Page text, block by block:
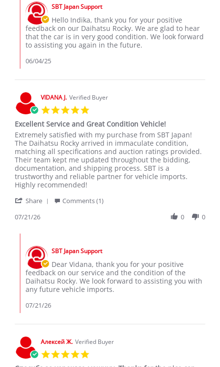
on
Jun
2025
Store
Owner
on
Review
by
A.
on
2025
SBT Japan Support
Hello Indika, thank you for your positive
feedback on our Daihatsu Rocky. We are glad to hear
that the car is in very good condition. We look forward
to assisting you again in the future.
06/04/25
VIDANA J. Verified Buyer
rating
Excellent Service and Great Condition Vehicle!
Review
by
VIDANA
J.
on
21
Jul
review
stating
Excellent
Service
and
Great
Condition
Extremely satisfied with my purchase from SBT Japan!
The Daihatsu Rocky arrived in immaculate condition,
matching all specifications and auction ratings provided.
Their team kept me updated throughout the bidding,
documentation, and shipping process. SBT is a
trustworthy and reliable partner for vehicle imports.
Highly recommended!
Share
on
Jul
2026
Comments (1)
07/21/26
0 0
Store
Owner
on
Review
by
VIDANA
on
2026
SBT Japan Support
Dear Vidana, thank you for your positive
feedback on our service and the condition of the
Daihatsu Rocky. We look forward to assisting you with
any future vehicle imports.
07/21/26
Алексей Ж. Verified Buyer